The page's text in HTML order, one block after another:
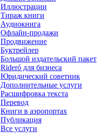
Иллюстрации
Тираж книги
Аудиокнига
Офлайн-продажи
Продвижение
Буктрейлер
Большой издательский пакет
Rideró для бизнеса
Юридический советник
Дополнительные услуги
Расшифровка текста
Перевод
Книги в аэропортах
Публикация
Все услуги